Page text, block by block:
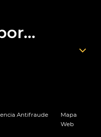
Antifraude
Mapa
Web